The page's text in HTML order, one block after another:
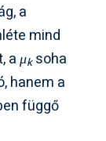
a
mind
aμksoha
hanem a
függő